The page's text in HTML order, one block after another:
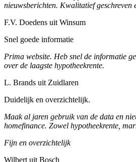
nieuwsberichten. Kwalitatief geschreven
F.V. Doedens uit Winsum
Snel goede informatie
Prima website. Heb snel de informatie
over de laagste hypotheekrente.
L. Brands uit Zuidlaren
Duidelijk en overzichtelijk.
Maak al jaren gebruik van de data en
homefinance. Zowel hypotheekrente,
Fijn en overzichtelijk
Wilbert uit Bosch